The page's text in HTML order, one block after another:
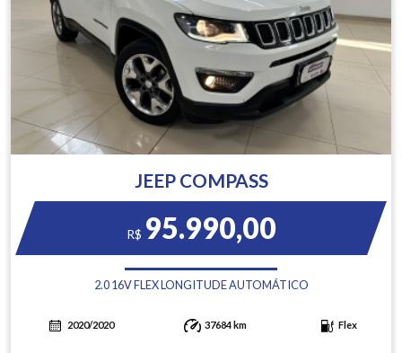
JEEP COMPASS
R$ 95.990,00
2.0 16V FLEX LONGITUDE AUTOMÁTICO
2020/2020 37684 km Flex